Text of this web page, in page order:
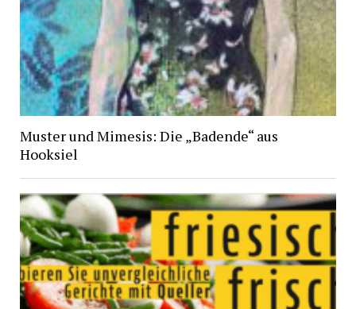
Muster und Mimesis: Die „Badende“ aus
Hooksiel